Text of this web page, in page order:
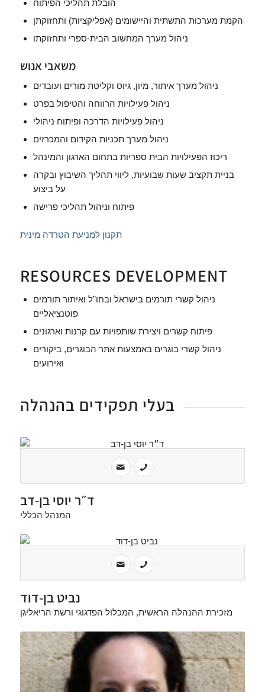
הובלת תהליכי הפיתוח
הקמת מערכות התשתית והיישומים (אפליקציות) ותחזוקתן
ניהול מערך המחשוב הבית-ספרי ותחזוקתו
משאבי אנוש
ניהול מערך איתור, מיון, גיוס וקליטת מורים ועובדים
ניהול פעילויות הרווחה והטיפול בפרט
ניהול פעילויות הדרכה ופיתוח ניהולי
ניהול מערך תכניות הקידום והמכרזים
ריכוז הפעילויות הבית ספריות בתחום הארגון והמינהל
בניית תקציב שעות שבועיות, ליווי תהליך השיבוץ ובקרה
על ביצוע
פיתוח וניהול תהליכי פרישה
תקנון למניעת הטרדה מינית
RESOURCES DEVELOPMENT
ניהול קשרי תורמים בישראל ובחו”ל ואיתור תורמים
פוטנציאליים
פיתוח קשרים ויצירת שותפויות עם קרנות וארגונים
ניהול קשרי בוגרים באמצעות אתר הבוגרים, ביקורים
ואירועים
בעלי תפקידים בהנהלה
ד״ר יוסי בן-דב
המנהל הכללי
נביט בן-דוד
מזכירת ההנהלה הראשית, המכלול הפדגוגי ורשת הריאליגן